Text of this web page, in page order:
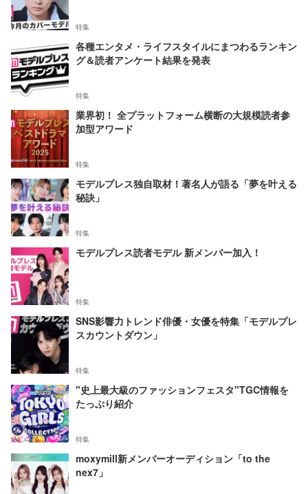
特集
各種エンタメ・ライフスタイルにまつわるランキン
グ＆読者アンケート結果を発表
特集
業界初！ 全プラットフォーム横断の大規模読者参
加型アワード
特集
モデルプレス独自取材！著名人が語る「夢を叶える
秘訣」
特集
モデルプレス読者モデル 新メンバー加入！
特集
SNS影響力トレンド俳優・女優を特集「モデルプレ
スカウントダウン」
特集
"史上最大級のファッションフェスタ"TGC情報を
たっぷり紹介
特集
moxymill新メンバーオーディション「to the
nex7」